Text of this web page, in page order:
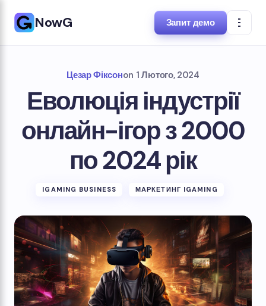
NowG Запит демо
Цезар Фіксонon 1 Лютого, 2024
Еволюція індустрії
онлайн-ігор з 2000
по 2024 рік
IGAMING BUSINESS МАРКЕТИНГ IGAMING